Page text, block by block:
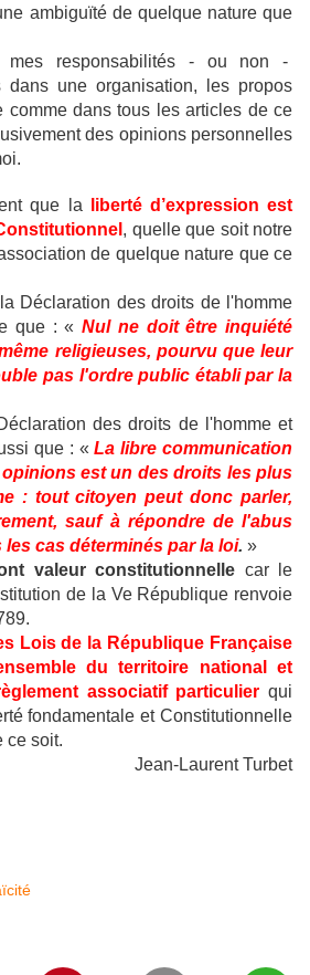
ambiguïté de quelque nature que
mes responsabilités - ou non -
dans une organisation, les propos
comme dans tous les articles de ce
des opinions personnelles
que la
liberté d’expression est
, quelle que soit notre
de quelque nature que ce
Déclaration des droits de l'homme
que : «Nul ne doit être inquiété
religieuses, pourvu que leur
pas l'ordre public établi par la
des droits de l'homme et
que : «La libre communication
est un des droits les plus
: tout citoyen peut donc parler,
sauf à répondre de l'abus
cas déterminés par la loi. »
valeur constitutionnelle car le
de la Ve République renvoie
Lois de la République Française
du territoire national et
associatif particulier qui
fondamentale et Constitutionnelle
ce soit.
Jean-Laurent Turbet